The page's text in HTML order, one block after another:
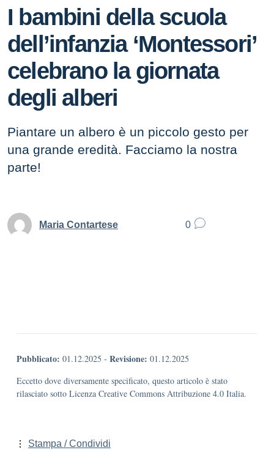
I bambini della scuola
dell’infanzia ‘Montessori’
celebrano la giornata
degli alberi
Piantare un albero è un piccolo gesto per
una grande eredità. Facciamo la nostra
parte!
Maria Contartese 0
Pubblicato: 01.12.2025 - Revisione: 01.12.2025
Eccetto dove diversamente specificato, questo articolo è stato
rilasciato sotto Licenza Creative Commons Attribuzione 4.0 Italia.
Stampa / Condividi